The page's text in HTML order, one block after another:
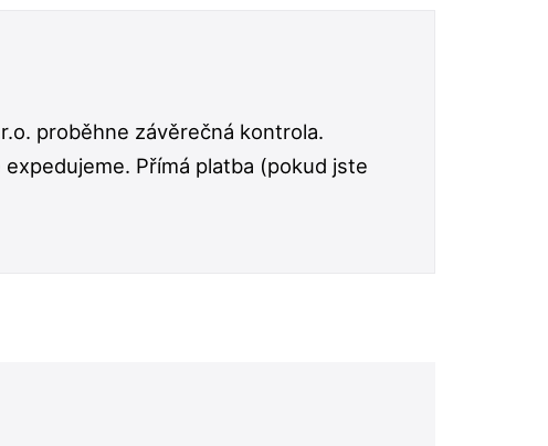
proběhne závěrečná kontrola.
Přímá platba (pokud jste